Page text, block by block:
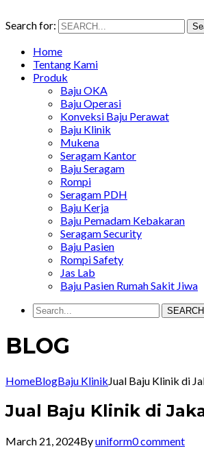
Search for:
Home
Tentang Kami
Produk
Baju OKA
Baju Operasi
Konveksi Baju Perawat
Baju Klinik
Mukena
Seragam Kantor
Baju Seragam
Rompi
Seragam PDH
Baju Kerja
Baju Pemadam Kebakaran
Seragam Security
Baju Pasien
Rompi Safety
Jas Lab
Baju Pasien Rumah Sakit Jiwa
SEARCH
BLOG
HomeBlogBaju KlinikJual Baju Klinik di
Jual Baju Klinik di
March 21, 2024Byuniform0 comment